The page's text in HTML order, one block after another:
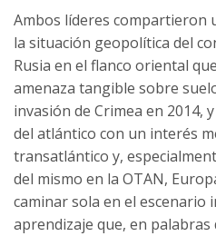
Ambos líderes compartieron
la situación geopolítica del
Rusia en el flanco oriental
amenaza tangible sobre
invasión de Crimea en 2014,
del atlántico con un interés
transatlántico y,
del mismo en la OTAN,
caminar sola en el escenario
aprendizaje que, en